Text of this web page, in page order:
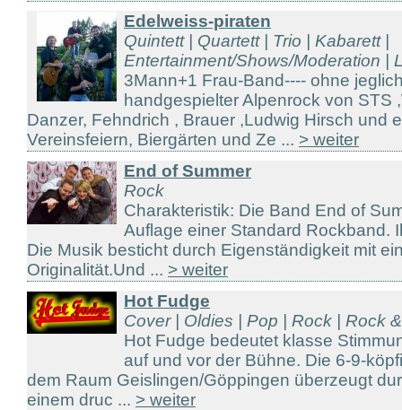
Edelweiss-piraten
Quintett | Quartett | Trio | Kabarett |
Entertainment/Shows/Moderation |
3Mann+1 Frau-Band---- ohne
handgespielter Alpenrock von STS
Danzer, Fehndrich , Brauer ,Ludwig Hirsch und
Vereinsfeiern, Biergärten und Ze ... > weiter
End of Summer
Rock
Charakteristik: Die Band End of
Auflage einer Standard Rockband.
Die Musik besticht durch Eigenständigkeit mit
Originalität.Und ... > weiter
Hot Fudge
Cover | Oldies | Pop | Rock | Rock
Hot Fudge bedeutet klasse
auf und vor der Bühne. Die 6-9-
dem Raum Geislingen/Göppingen überzeugt
einem druc ... > weiter